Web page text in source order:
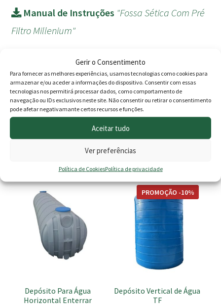
Gerir o Consentimento
Para fornecer as melhores experiências, usamos tecnologias como cookies para
armazenar e/ou aceder a informações do dispositivo. Consentir com essas
tecnologias nos permitirá processar dados, como comportamento de
navegação ou IDs exclusivos neste site. Não consentir ou retirar o consentimento
pode afetar negativamante certos recursos e funções.
Aceitar tudo
Ver preferências
Política de CookiesPolítica de privacidade
Manual de Instruções "Fossa Sética Com Pré
Filtro Millenium"
Avaliações
Ainda não existem avaliações.
Depósito Para Água
Horizontal Enterrar
This
product
multiple
variants.
chosen
Depósito Vertical de Água
TF
PROMOÇÃO -10%
This
product
multiple
variants.
options
chosen